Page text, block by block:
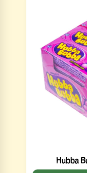
Hubba